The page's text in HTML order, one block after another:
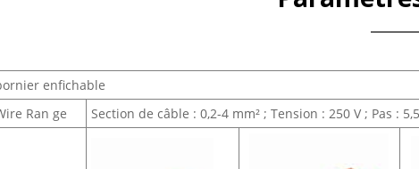
enfichable
Ran ge
Section de câble : 0,2-4 mm² ; Tension : 250 V ; Pas :